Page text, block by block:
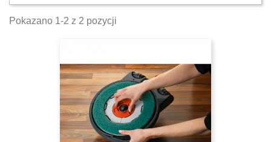
Pokazano 1-2 z 2 pozycji